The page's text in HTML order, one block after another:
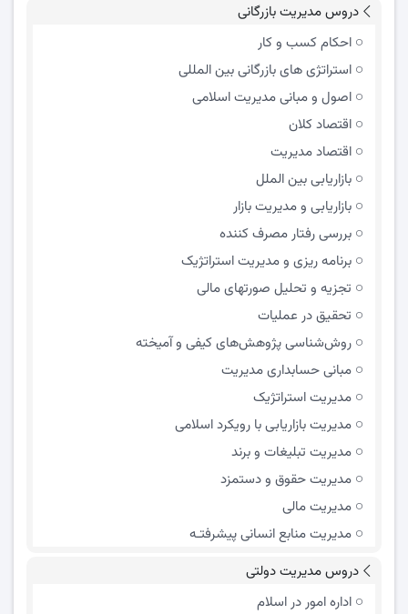
دروس مدیریت بازرگانی
احکام کسب و کار
استراتژی های بازرگانی بین المللی
اصول و مبانی مدیریت اسلامی
اقتصاد کلان
اقتصاد مدیریت
بازاریابی بین الملل
بازاریابی و مدیریت بازار
بررسی رفتار مصرف کننده
برنامه ریزی و مدیریت استراتژیک
تجزیه و تحلیل صورتهای مالی
تحقیق در عملیات
روش‌شناسی پژوهش‌های کیفی و آمیخته
مبانی حسابداری مدیریت
مدیریت استراتژیک
مدیریت بازاریابی با رویکرد اسلامی
مدیریت تبلیغات و برند
مدیریت حقوق و دستمزد
مدیریت مالی
مدیریت منابع انسانی پیشرفتـه
دروس مدیریت دولتی
اداره امور در اسلام